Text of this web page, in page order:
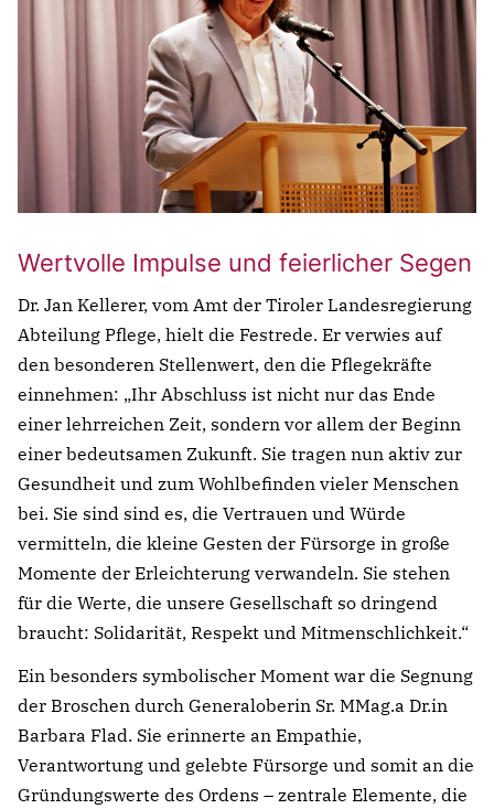
Wertvolle Impulse und feierlicher Segen
Dr. Jan Kellerer, vom Amt der Tiroler Landesregierung
Abteilung Pflege, hielt die Festrede. Er verwies auf
den besonderen Stellenwert, den die Pflegekräfte
einnehmen: „Ihr Abschluss ist nicht nur das Ende
einer lehrreichen Zeit, sondern vor allem der Beginn
einer bedeutsamen Zukunft. Sie tragen nun aktiv zur
Gesundheit und zum Wohlbefinden vieler Menschen
bei. Sie sind sind es, die Vertrauen und Würde
vermitteln, die kleine Gesten der Fürsorge in große
Momente der Erleichterung verwandeln. Sie stehen
für die Werte, die unsere Gesellschaft so dringend
braucht: Solidarität, Respekt und Mitmenschlichkeit.“
Ein besonders symbolischer Moment war die Segnung
der Broschen durch Generaloberin Sr. MMag.a Dr.in
Barbara Flad. Sie erinnerte an Empathie,
Verantwortung und gelebte Fürsorge und somit an die
Gründungswerte des Ordens – zentrale Elemente, die
Notfall
Lorem ipsum dolor sit amet, consectetur